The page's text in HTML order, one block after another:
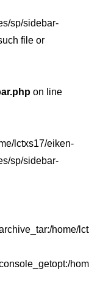
sp/sidebar-
file or
on line
lctxs17/eiken-
sp/sidebar-
home/